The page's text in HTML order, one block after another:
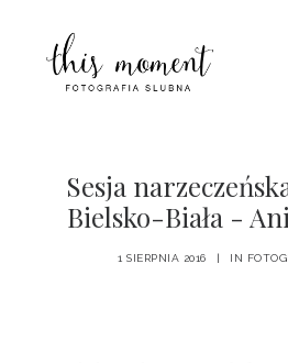
O MNIE
Sesja
Bielsko-Biała -
1 SIERPNIA 2016 | IN